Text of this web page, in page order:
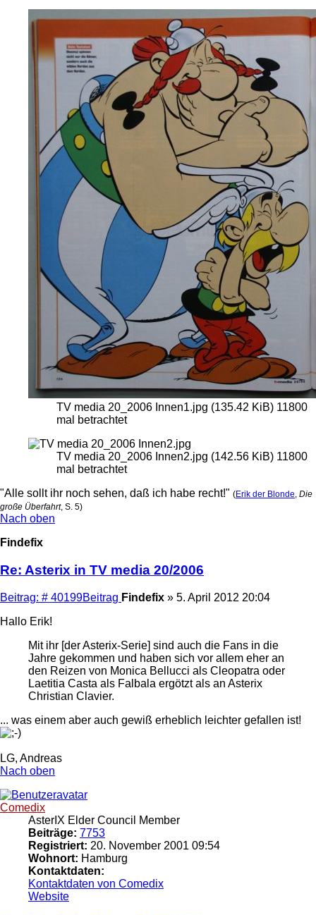
TV media 20_2006 Innen1.jpg (135.42 KiB) 11800
mal betrachtet
TV media 20_2006 Innen2.jpg (142.56 KiB) 11800
mal betrachtet
"Alle sollt ihr noch sehen, daß ich habe recht!" (Erik der Blonde, Die
große Überfahrt, S. 5)
Nach oben
Findefix
Re: Asterix in TV media 20/2006
Beitrag: # 40199Beitrag Findefix » 5. April 2012 20:04
Hallo Erik!
Mit ihr [der Asterix-Serie] sind auch die Fans in die
Jahre gekommen und haben sich vor allem eher an
den Reizen von Monica Bellucci als Cleopatra oder
Laetitia Casta als Falbala ergötzt als an Asterix
Christian Clavier.
... was einem aber auch gewiß erheblich leichter gefallen ist!
LG, Andreas
Nach oben
Comedix
AsterIX Elder Council Member
Beiträge: 7753
Registriert: 20. November 2001 09:54
Wohnort: Hamburg
Kontaktdaten:
Kontaktdaten von Comedix
Website